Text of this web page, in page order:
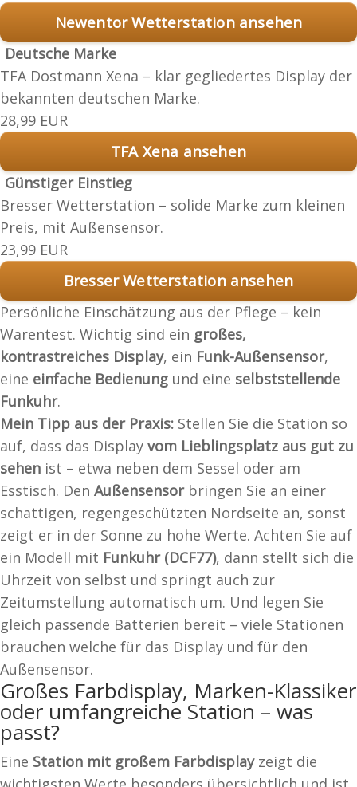
Newentor Wetterstation ansehen
Deutsche Marke
TFA Dostmann Xena – klar gegliedertes Display der
bekannten deutschen Marke.
28,99 EUR
TFA Xena ansehen
Günstiger Einstieg
Bresser Wetterstation – solide Marke zum kleinen
Preis, mit Außensensor.
23,99 EUR
Bresser Wetterstation ansehen
Persönliche Einschätzung aus der Pflege – kein
Warentest. Wichtig sind ein großes,
kontrastreiches Display, ein Funk-Außensensor,
eine einfache Bedienung und eine selbststellende
Funkuhr.
Mein Tipp aus der Praxis: Stellen Sie die Station so
auf, dass das Display vom Lieblingsplatz aus gut zu
sehen ist – etwa neben dem Sessel oder am
Esstisch. Den Außensensorbringen Sie an einer
schattigen, regengeschützten Nordseite an, sonst
zeigt er in der Sonne zu hohe Werte. Achten Sie auf
ein Modell mit Funkuhr (DCF77), dann stellt sich die
Uhrzeit von selbst und springt auch zur
Zeitumstellung automatisch um. Und legen Sie
gleich passende Batterien bereit – viele Stationen
brauchen welche für das Display und für den
Außensensor.
Großes Farbdisplay, Marken-Klassiker
oder umfangreiche Station – was
passt?
Eine Station mit großem Farbdisplayzeigt die